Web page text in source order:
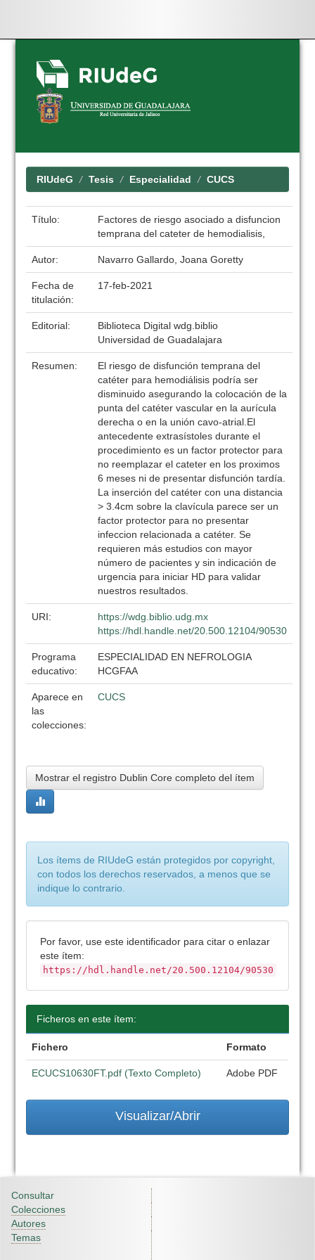
Skip
navigation
RIUdeG Tesis Especialidad CUCS
Título:
Factores de riesgo asociado a disfuncion
temprana del cateter de hemodialisis,
Autor: Navarro Gallardo, Joana Goretty
Fecha de
titulación:
17-feb-2021
Editorial:
Biblioteca Digital wdg.biblio
Universidad de Guadalajara
Resumen:
El riesgo de disfunción temprana del
catéter para hemodiálisis podría ser
disminuido asegurando la colocación de la
punta del catéter vascular en la aurícula
derecha o en la unión cavo-atrial.El
antecedente extrasístoles durante el
procedimiento es un factor protector para
no reemplazar el cateter en los proximos
6 meses ni de presentar disfunción tardía.
La inserción del catéter con una distancia
> 3.4cm sobre la clavícula parece ser un
factor protector para no presentar
infeccion relacionada a catéter. Se
requieren más estudios con mayor
número de pacientes y sin indicación de
urgencia para iniciar HD para validar
nuestros resultados.
URI:
https://wdg.biblio.udg.mx
https://hdl.handle.net/20.500.12104/90530
Programa
educativo:
ESPECIALIDAD EN NEFROLOGIA
HCGFAA
Aparece en
las
colecciones:
CUCS
Mostrar el registro Dublin Core completo del ítem
Los ítems de RIUdeG están protegidos por copyright,
con todos los derechos reservados, a menos que se
indique lo contrario.
Por favor, use este identificador para citar o enlazar
este ítem:
https://hdl.handle.net/20.500.12104/90530
Ficheros en este ítem:
Fichero Formato
ECUCS10630FT.pdf (Texto Completo) Adobe PDF
Visualizar/Abrir
Consultar
Colecciones
Autores
Temas